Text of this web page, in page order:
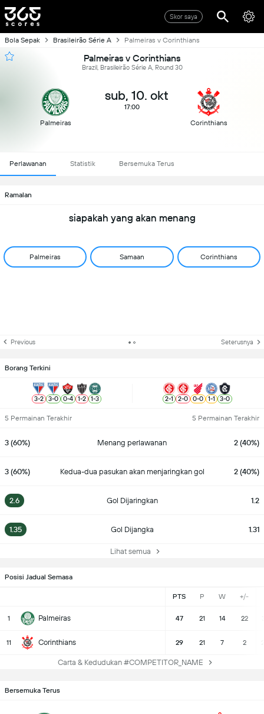
Skor saya
Bola Sepak Brasileirão Série A Palmeiras v Corinthians
Palmeiras v Corinthians
Brazil, Brasileirão Série A, Round 30
Palmeiras
sub, 10. okt
17:00
Corinthians
Perlawanan Statistik Bersemuka Terus
Ramalan
siapakah yang akan menang
Palmeiras Samaan Corinthians
Previous Seterusnya
Borang Terkini
3-2 3-0 0-4 1-2 1-3 2-1 2-0 0-0 1-1 3-0
5 Permainan Terakhir 5 Permainan Terakhir
3 (60%) Menang perlawanan 2 (40%)
3 (60%) Kedua-dua pasukan akan menjaringkan gol 2 (40%)
2.6 Gol Dijaringkan 1.2
1.35 Gol Dijangka 1.31
Lihat semua
Posisi Jadual Semasa
PTS P W +/-
1 Palmeiras 47 21 14 22
11 Corinthians 29 21 7 2
Carta & Kedudukan #COMPETITOR_NAME
Bersemuka Terus